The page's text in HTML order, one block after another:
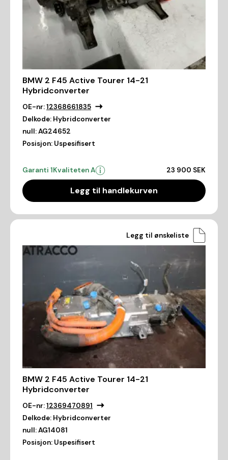
BMW 2 F45 Active Tourer 14-21
Hybridconverter
OE-nr:12368661835
Delkode: Hybridconverter
null:AG24652
Posisjon: Uspesifisert
Garanti 1Kvaliteten A 23 900 SEK
Legg til handlekurven
Legg til ønskeliste
BMW 2 F45 Active Tourer 14-21
Hybridconverter
OE-nr:12369470891
Delkode: Hybridconverter
null:AG14081
Posisjon: Uspesifisert